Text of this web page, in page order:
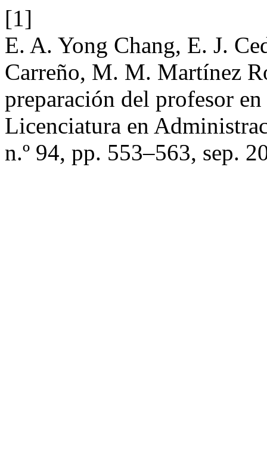
[1]
E. A. Yong Chang, E. J.
Carreño, M. M. Martínez
preparación del profesor
Licenciatura en
n.º 94, pp. 553–563, sep.